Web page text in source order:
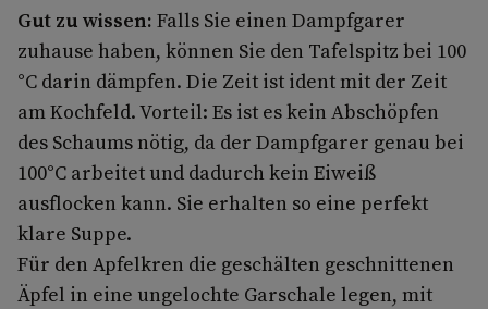
Gut zu wissen: Falls Sie einen Dampfgarer
zuhause haben, können Sie den Tafelspitz bei 100
°C darin dämpfen. Die Zeit ist ident mit der Zeit
am Kochfeld. Vorteil: Es ist es kein Abschöpfen
des Schaums nötig, da der Dampfgarer genau bei
100°C arbeitet und dadurch kein Eiweiß
ausflocken kann. Sie erhalten so eine perfekt
klare Suppe.
Für den Apfelkren die geschälten geschnittenen
Äpfel in eine ungelochte Garschale legen, mit